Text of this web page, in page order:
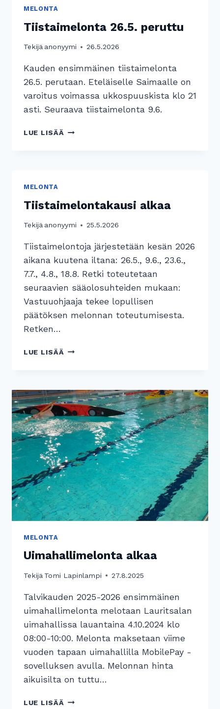
MELONTA
Tiistaimelonta 26.5. peruttu
Tekijä anonyymi 26.5.2026
Kauden ensimmäinen tiistaimelonta
26.5. perutaan. Eteläiselle Saimaalle on
varoitus voimassa ukkospuuskista klo 21
asti. Seuraava tiistaimelonta 9.6.
LUE LISÄÄ TIISTAIMELONTA
MELONTA
Tiistaimelontakausi alkaa
Tekijä anonyymi 25.5.2026
Tiistaimelontoja järjestetään kesän 2026
aikana kuutena iltana: 26.5., 9.6., 23.6.,
7.7., 4.8., 18.8. Retki toteutetaan
seuraavien sääolosuhteiden mukaan:
Vastuuohjaaja tekee lopullisen
päätöksen melonnan toteutumisesta.
Retken…
LUE LISÄÄ TIISTAIMELONTAKAUSI
MELONTA
Uimahallimelonta alkaa
Tekijä Tomi Lapinlampi 27.8.2025
Talvikauden 2025-2026 ensimmäinen
uimahallimelonta melotaan Lauritsalan
uimahallissa lauantaina 4.10.2024 klo
08:00-10:00. Melonta maksetaan viime
vuoden tapaan uimahallilla MobilePay -
sovelluksen avulla. Melonnan hinta
aikuisilta on tuttu…
LUE LISÄÄ UIMAHALLIMELONTA